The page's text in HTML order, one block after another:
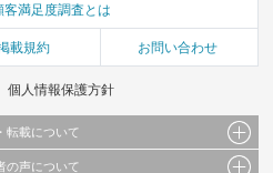
客満足度調査とは
載規約 お問い合わせ
個人情報保護方針
転載について
真、イラスト、画像データ等）及びこれらの配
の声について